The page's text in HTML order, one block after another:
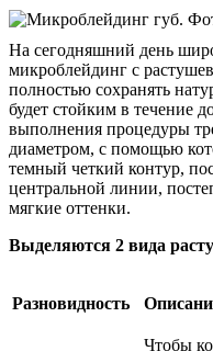
На сегодняшний день
микроблейдинг с
полностью сохранять
будет стойким в течение
выполнения процедуры
диаметром, с помощью
темный четкий контур,
центральной линии,
мягкие оттенки.
Выделяются 2 вида
Разновидность
Чтобы